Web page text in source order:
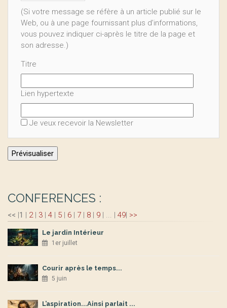
(Si votre message se réfère à un article publié sur le
Web, ou à une page fournissant plus d’informations,
vous pouvez indiquer ci-après le titre de la page et
son adresse.)
Titre
Lien hypertexte
Je veux recevoir la Newsletter
CONFERENCES :
<< |1 | 2| 3 | 4 | 5 | 6 | 7 | 8 | 9 | ... | 49| >>
Le jardin Intérieur
1er juillet
Courir après le temps...
5 juin
L’aspiration...Ainsi parlait ...